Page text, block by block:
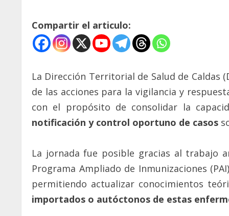
Compartir el articulo:
La Dirección Territorial de Salud de
de las acciones para la vigilancia y
con el propósito de consolidar la
notificación y control oportuno de casos
La jornada fue posible gracias al trabajo
Programa Ampliado de Inmunizaciones
permitiendo actualizar conocimientos
importados o autóctonos de estas